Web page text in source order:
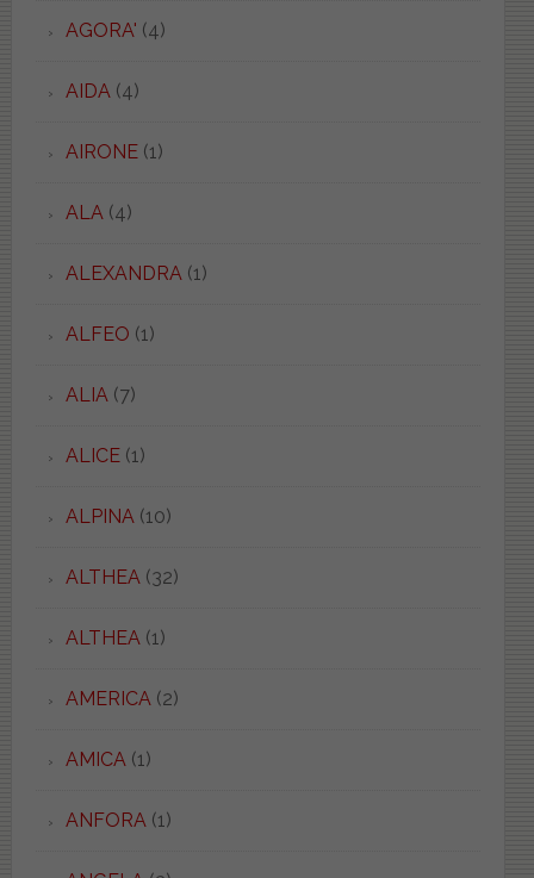
AGORA' (4)
AIDA (4)
AIRONE(1)
ALA (4)
ALEXANDRA (1)
ALFEO (1)
ALIA (7)
ALICE(1)
ALPINA (10)
ALTHEA (32)
ALTHEA (1)
AMERICA (2)
AMICA (1)
ANFORA (1)